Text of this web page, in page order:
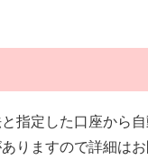
指定した口座から
りますので詳細はお